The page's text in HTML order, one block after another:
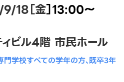
18［金］13:00〜
ビル4階 市民ホール
門学校すべての学年の方、既卒3年